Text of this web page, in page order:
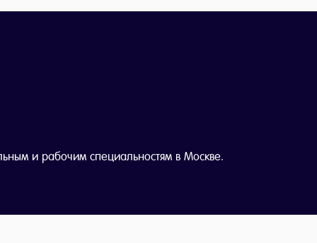
и рабочим специальностям в Москве.